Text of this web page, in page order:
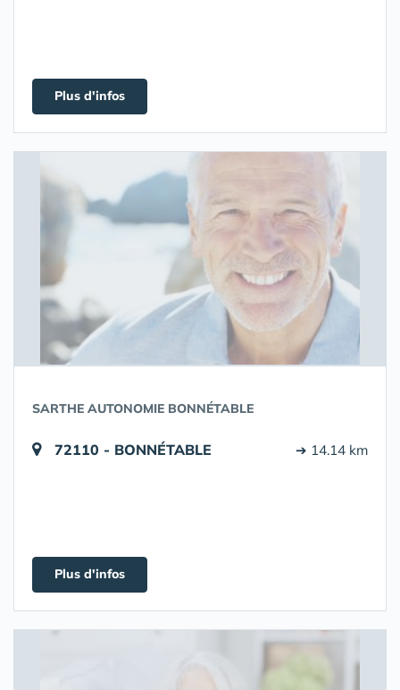
Plus d'infos
SARTHE AUTONOMIE BONNÉTABLE
72110 - BONNÉTABLE ➔ 14.14 km
Plus d'infos